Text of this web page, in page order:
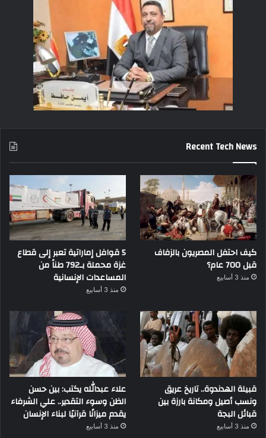
Recent Tech News
كيف احتفل المصريون بالزفاف
قبل 700 عام؟
منذ 3 أسابيع
5 قوافل إماراتية تعبر إلى قطاع
غزة محملة بـ792 طناً من
المساعدات الإنسانية
منذ 3 أسابيع
قبيلة الهدندوة.. تاريخ عريق
ونسب أصيل ومكانة بارزة بين
قبائل البجة
منذ 3 أسابيع
علاء عبدالله يكتب: بين حسن
الظن وسوء التقدير.. علي الشرفاء
يقدم ميزانًا قرآنيًا لبناء الإنسان
منذ 3 أسابيع